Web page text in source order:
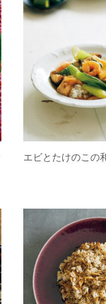
エビとたけのこの